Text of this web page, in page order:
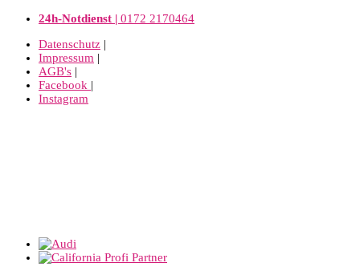
24h-Notdienst | 0172 2170464
Datenschutz |
Impressum |
AGB's |
Facebook |
Instagram